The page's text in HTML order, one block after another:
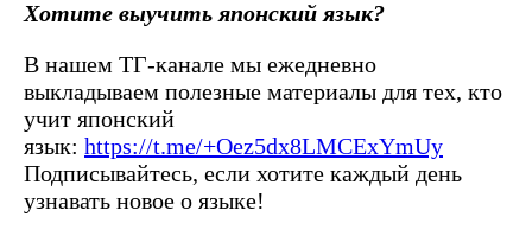
Хотите выучить японский язык?
В нашем ТГ-канале мы ежедневно
выкладываем полезные материалы для тех, кто
учит японский
язык: https://t.me/+Oez5dx8LMCExYmUy
Подписывайтесь, если хотите каждый день
узнавать новое о языке!